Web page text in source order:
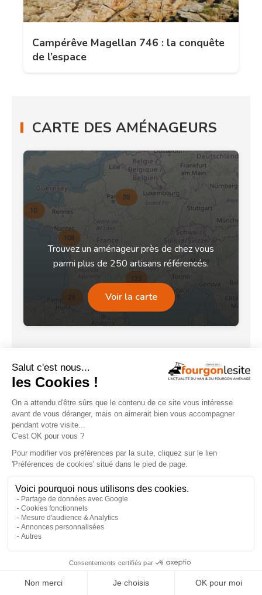
Campérêve Magellan 746 : la conquête
de l’espace
CARTE DES AMÉNAGEURS
Trouvez un aménageur près de chez vous
parmi plus de 250 artisans référencés.
Voir la carte
NOS ÉVÉNEMENTS
En savoir +